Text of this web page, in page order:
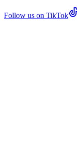
Follow us on TikTok